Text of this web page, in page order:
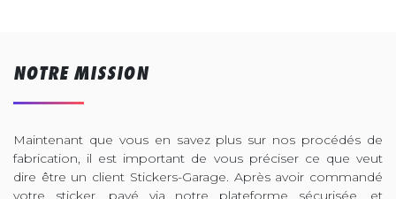
NOTRE MISSION
Maintenant que vous en savez plus sur nos procédés de
fabrication, il est important de vous préciser ce que veut
dire être un client Stickers-Garage. Après avoir commandé
votre sticker, payé via notre plateforme sécurisée, et